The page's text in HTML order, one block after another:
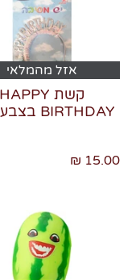
אזל מהמלאי
קשת HAPPY
BIRTHDAY בצבע כסף
15.00 ₪